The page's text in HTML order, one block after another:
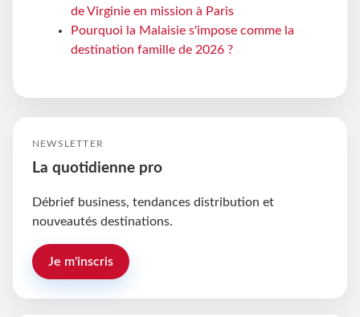
de Virginie en mission à Paris
Pourquoi la Malaisie s'impose comme la
destination famille de 2026 ?
NEWSLETTER
La quotidienne pro
Débrief business, tendances distribution et
nouveautés destinations.
Je m'inscris